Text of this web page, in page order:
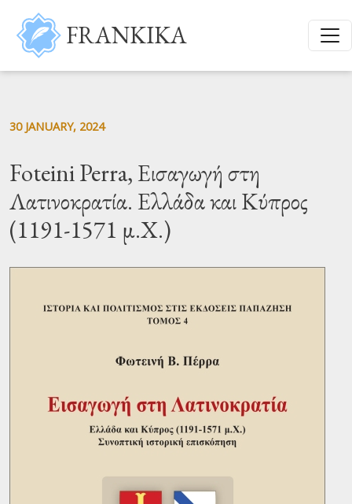
Skip to main content
FRANKIKA
30 JANUARY, 2024
Foteini Perra, Εισαγωγή στη
Λατινοκρατία. Ελλάδα και Κύπρος
(1191-1571 μ.Χ.)